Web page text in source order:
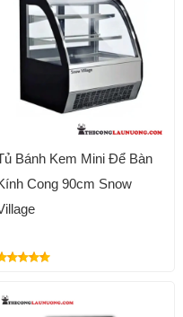
Bánh Kem Mini Để Bàn
Cong 90cm Snow